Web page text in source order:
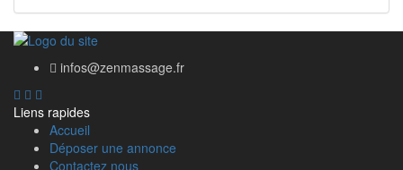
infos@zenmassage.fr
Liens rapides
Accueil
Déposer une annonce
Contactez nous